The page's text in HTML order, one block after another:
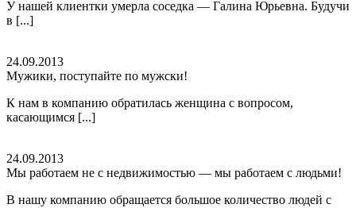
У нашей клиентки умерла соседка — Галина Юрьевна. Будучи
в [...]
24.09.2013
Мужики, поступайте по мужски!
К нам в компанию обратилась женщина с вопросом,
касающимся [...]
24.09.2013
Мы работаем не с недвижимостью — мы работаем с людьми!
В нашу компанию обращается большое количество людей с